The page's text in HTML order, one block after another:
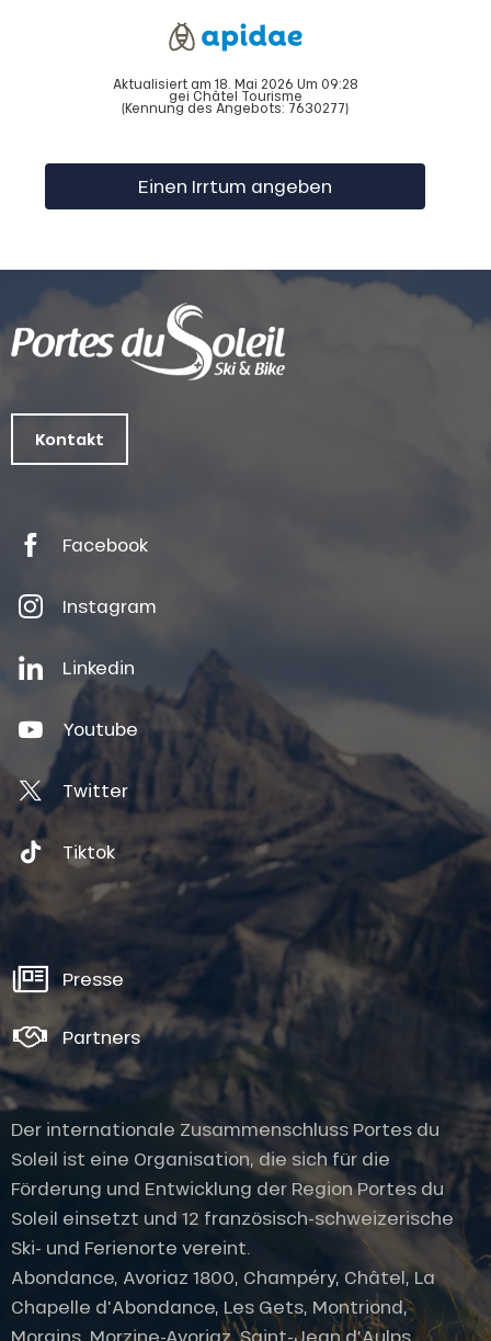
Service
Aktualisiert am 18. Mai 2026 Um 09:28
gei Châtel Tourisme
(Kennung des Angebots: 7630277)
Einen Irrtum angeben
Kontakt
Facebook
Instagram
Linkedin
Youtube
Twitter
Tiktok
Presse
Partners
Der internationale Zusammenschluss Portes du
Soleil ist eine Organisation, die sich für die
Förderung und Entwicklung der Region Portes du
Soleil einsetzt und 12 französisch-schweizerische
Ski- und Ferienorte vereint.
Abondance, Avoriaz 1800, Champéry, Châtel, La
Chapelle d'Abondance, Les Gets, Montriond,
Morgins, Morzine-Avoriaz, Saint-Jean d'Aulps,